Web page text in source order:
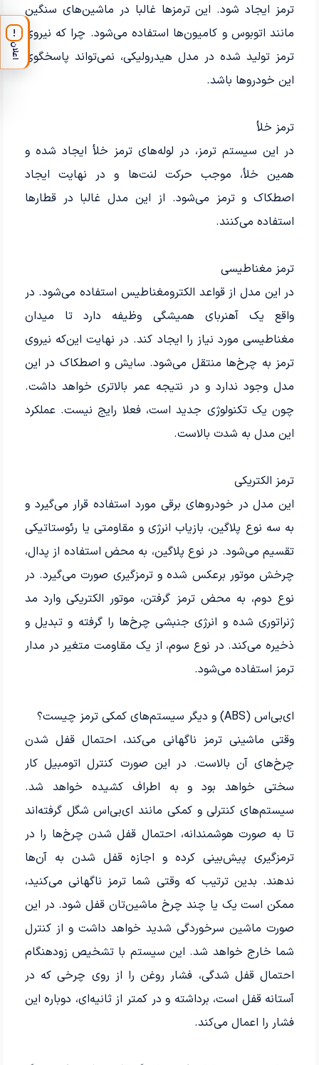
ترمز ایجاد شود. این ترمزها غالبا در ماشین‌های سنگین
مانند اتوبوس و کامیون‌ها استفاده می‌شود. چرا که نیروی
ترمز تولید شده در مدل هیدرولیکی، نمی‌تواند پاسخگوی
این خودروها باشد.
ترمز خلأ
در این سیستم ترمز، در لوله‌های ترمز خلأ ایجاد شده و
همین خلأ، موجب حرکت لنت‌ها و در نهایت ایجاد
اصطکاک و ترمز می‌شود. از این مدل غالبا در قطارها
استفاده می‌کنند.
ترمز مغناطیسی
در این مدل از قواعد الکترومغناطیس استفاده می‌شود. در
واقع یک آهنربای همیشگی وظیفه دارد تا میدان
مغناطیسی مورد نیاز را ایجاد کند. در نهایت این‌که نیروی
ترمز به چرخ‌ها منتقل می‌شود. سایش و اصطکاک در این
مدل وجود ندارد و در نتیجه عمر بالاتری خواهد داشت.
چون یک تکنولوژی جدید است، فعلا رایج نیست. عملکرد
این مدل به شدت بالاست.
ترمز الکتریکی
این مدل در خودروهای برقی مورد استفاده قرار می‌گیرد و
به سه نوع پلاگین، بازیاب انرژی و مقاومتی یا رئوستاتیکی
تقسیم می‌شود. در نوع پلاگین، به محض استفاده از پدال،
چرخش موتور برعکس شده و ترمزگیری صورت می‌گیرد. در
نوع دوم، به محض ترمز گرفتن، موتور الکتریکی وارد مد
ژنراتوری شده و انرژی جنبشی چرخ‌ها را گرفته و تبدیل و
ذخیره می‌کند. در نوع سوم، از یک مقاومت متغیر در مدار
ترمز استفاده می‌شود.
ای‌بی‌‌اس (ABS) و دیگر سیستم‌های کمکی ترمز چیست؟
وقتی ماشینی ترمز ناگهانی می‌کند، احتمال قفل شدن
چرخ‌های آن بالاست. در این صورت کنترل اتومبیل کار
سختی خواهد بود و به اطراف کشیده خواهد شد.
سیستم‌های کنترلی و کمکی مانند ای‌بی‌‌اس شگل گرفته‌اند
تا به صورت هوشمندانه، احتمال قفل شدن چرخ‌ها را در
ترمزگیری پیش‌بینی کرده و اجازه قفل شدن به آن‌ها
ندهند. بدین ترتیب که وقتی شما ترمز ناگهانی می‌کنید،
ممکن است یک یا چند چرخ ماشین‌تان قفل شود. در این
صورت ماشین سرخوردگی شدید خواهد داشت و از کنترل
شما خارج خواهد شد. این سیستم با تشخیص زودهنگام
احتمال قفل شدگی، فشار روغن را از روی چرخی که در
آستانه قفل است، برداشته و در کمتر از ثانیه‌ای، دوباره این
فشار را اعمال می‌کند.
!
اعلان